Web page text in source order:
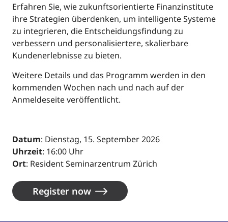
Erfahren Sie, wie zukunftsorientierte Finanzinstitute
ihre Strategien überdenken, um intelligente Systeme
zu integrieren, die Entscheidungsfindung zu
verbessern und personalisiertere, skalierbare
Kundenerlebnisse zu bieten.
Weitere Details und das Programm werden in den
kommenden Wochen nach und nach auf der
Anmeldeseite veröffentlicht.
Datum: Dienstag, 15. September 2026
Uhrzeit: 16:00 Uhr
Ort: Resident Seminarzentrum Zürich
Register now